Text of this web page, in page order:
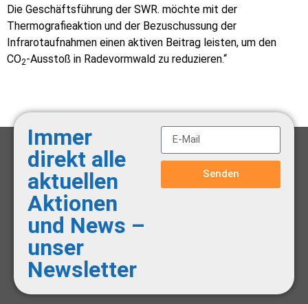
Die Geschäftsführung der SWR. möchte mit der
Thermografieaktion und der Bezuschussung der
Infrarotaufnahmen einen aktiven Beitrag leisten, um den
CO2-Ausstoß in Radevormwald zu reduzieren.“
Immer
direkt alle
aktuellen
Aktionen
und News –
unser
Newsletter
Senden